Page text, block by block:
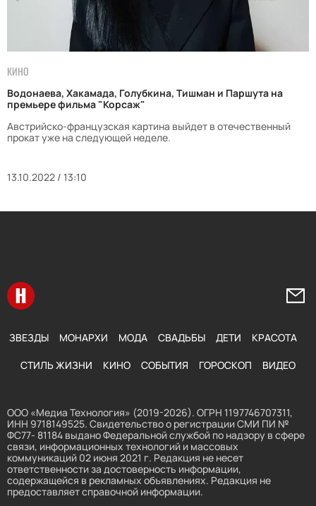
КИНО
Водонаева, Хакамада, Голубкина, Тишман и Паршута на
премьере фильма "Корсаж"
Австрийско-французская картина выйдет в отечественный
прокат уже на следующей неделе.
13.10.2022 / 13:10
Перейти на главную
ЗВЕЗДЫ МОНАРХИ МОДА СВАДЬБЫ ДЕТИ КРАСОТА
СТИЛЬ ЖИЗНИ КИНО СОБЫТИЯ ГОРОСКОП ВИДЕО
ООО «Медиа Технология» (2019-2026). ОГРН 1197746707311,
ИНН 9718149525. Свидетельство о регистрации СМИ ПИ №
ФС77- 81184 выдано Федеральной службой по надзору в сфере
связи, информационных технологий и массовых
коммуникаций 02 июня 2021 г. Редакция не несет
ответственности за достоверность информации,
содержащейся в рекламных объявлениях. Редакция не
предоставляет справочной информации.